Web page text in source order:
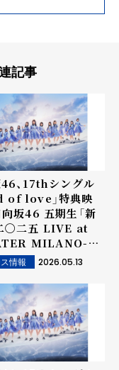
記事
、17thシングル
of love」特典映
向坂46 五期生「新
〇二五 LIVE at
MILANO-
ダイジェスト映像
情報 2026.05.13